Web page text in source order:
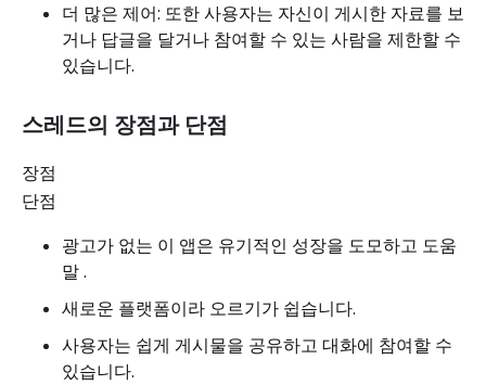
더 많은 제어: 또한 사용자는 자신이 게시한 자료를 보
거나 답글을 달거나 참여할 수 있는 사람을 제한할 수
있습니다.
스레드의 장점과 단점
장점
단점
광고가 없는 이 앱은 유기적인 성장을 도모하고 도움
말 .
새로운 플랫폼이라 오르기가 쉽습니다.
사용자는 쉽게 게시물을 공유하고 대화에 참여할 수
있습니다.